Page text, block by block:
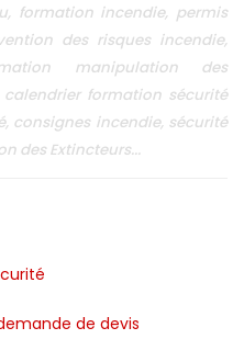
formation incendie, permis
des risques incendie,
manipulation des
formation sécurité
consignes incendie, sécurité
des Extincteurs...
de devis